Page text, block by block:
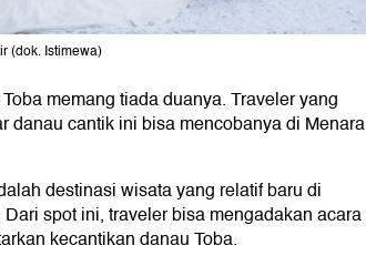
(dok. Istimewa)
memang tiada duanya. Traveler yang
danau cantik ini bisa mencobanya di Menara
destinasi wisata yang relatif baru di
spot ini, traveler bisa mengadakan acara
kecantikan danau Toba.